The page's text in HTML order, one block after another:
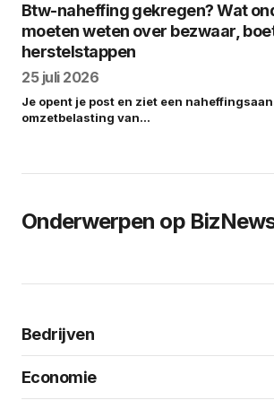
Btw-naheffing gekregen? Wat
moeten weten over bezwaar,
herstelstappen
25 juli 2026
Je opent je post en ziet een
omzetbelasting van…
Onderwerpen op
Bedrijven
Economie